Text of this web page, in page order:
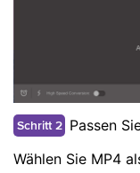
Schritt 2 Passen
Wählen Sie MP4